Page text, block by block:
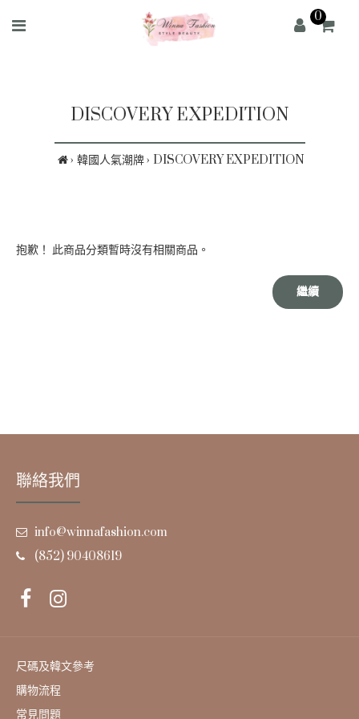
0
DISCOVERY EXPEDITION
韓國人氣潮牌 DISCOVERY EXPEDITION
抱歉！ 此商品分類暫時沒有相關商品。
繼續
聯絡我們
info@winnafashion.com
(852) 90408619
尺碼及韓文參考
購物流程
常見問題